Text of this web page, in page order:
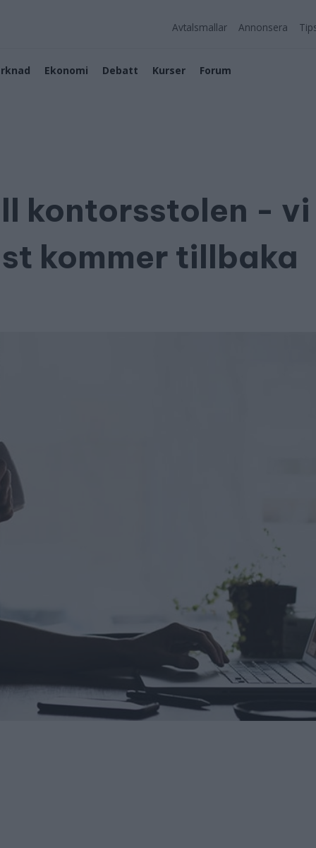
Avtalsmallar Annonsera
Ekonomi Debatt Kurser Forum
kontorsstolen -
kommer tillbaka